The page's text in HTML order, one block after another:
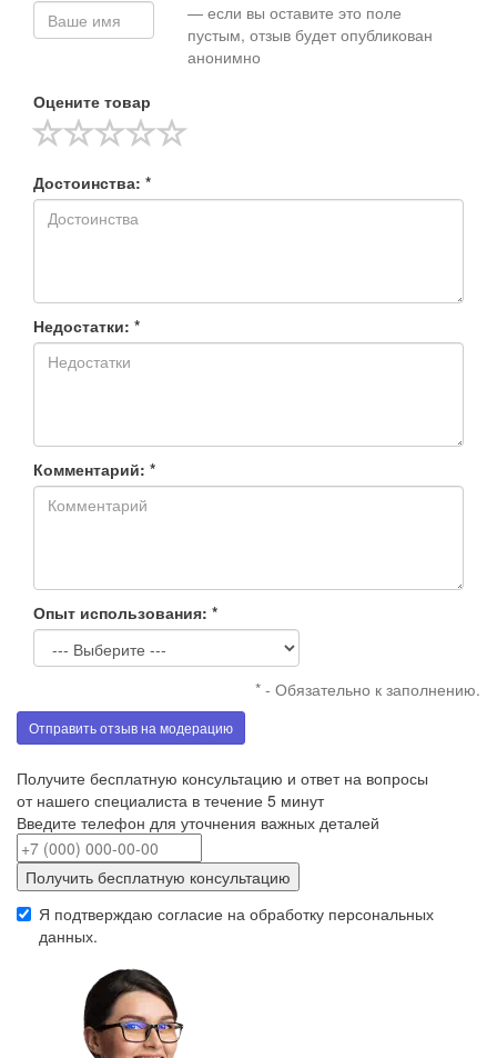
— если вы оставите это поле
пустым, отзыв будет опубликован
анонимно
Оцените товар
Достоинства: *
Недостатки: *
Комментарий: *
Опыт использования: *
* - Обязательно к заполнению.
Отправить отзыв на модерацию
Получите бесплатную консультацию и ответ на вопросы
от нашего специалиста в течение 5 минут
Введите телефон для уточнения важных деталей
Получить бесплатную консультацию
Я подтверждаю согласие на обработку персональных
данных.